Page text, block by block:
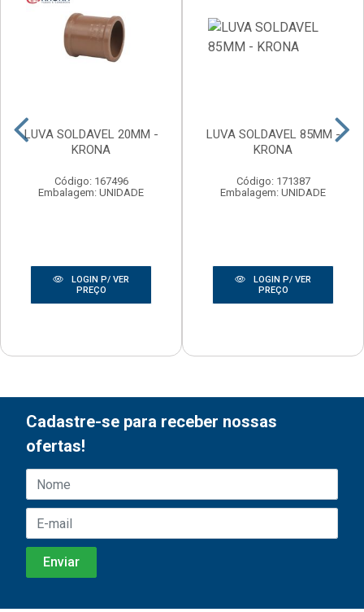
LUVA SOLDAVEL 20MM -
KRONA
Código: 167496
Embalagem: UNIDADE
LOGIN P/ VER
PREÇO
LUVA SOLDAVEL 85MM -
KRONA
Código: 171387
Embalagem: UNIDADE
LOGIN P/ VER
PREÇO
Cadastre-se para receber nossas
ofertas!